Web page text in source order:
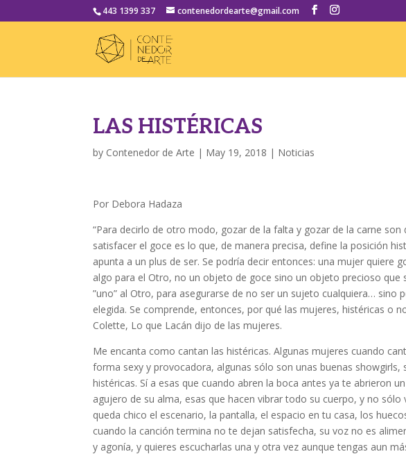
443 1399 337 contenedordearte@gmail.com
LAS HISTÉRICAS
by Contenedor de Arte | May 19, 2018 | Noticias
Por Debora Hadaza
“Para decirlo de otro modo, gozar de la falta y gozar de la carne
satisfacer el goce es lo que, de manera precisa, define la posición
apunta a un plus de ser. Se podría decir entonces: una mujer quiere
algo para el Otro, no un objeto de goce sino un objeto precioso
”uno” al Otro, para asegurarse de no ser un sujeto cualquiera…
elegida. Se comprende, entonces, por qué las mujeres, histéricas o
Colette, Lo que Lacán dijo de las mujeres.
Me encanta como cantan las histéricas. Algunas mujeres cuando
forma sexy y provocadora, algunas sólo son unas buenas
histéricas. Sí a esas que cuando abren la boca antes ya te abrieron
agujero de su alma, esas que hacen vibrar todo su cuerpo, y no
queda chico el escenario, la pantalla, el espacio en tu casa, los
cuando la canción termina no te dejan satisfecha, su voz no es
y agonía, y quieres escucharlas una y otra vez aunque tengas aun